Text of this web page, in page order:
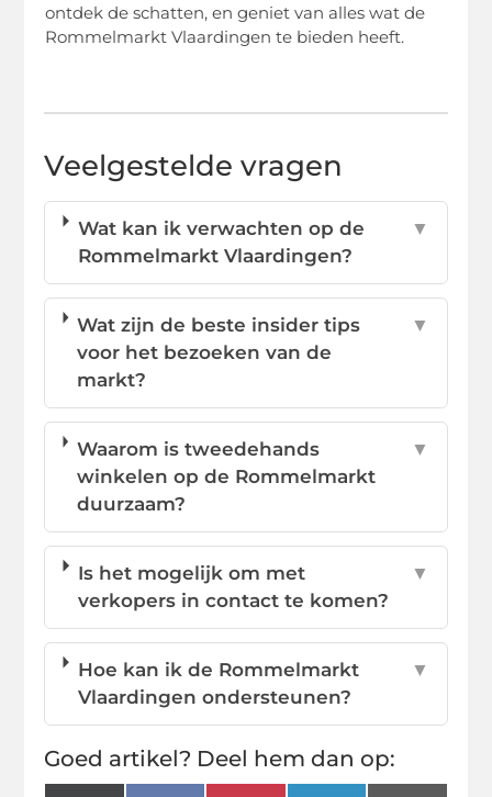
ontdek de schatten, en geniet van alles wat de
Rommelmarkt Vlaardingen te bieden heeft.
Veelgestelde vragen
Wat kan ik verwachten op de
Rommelmarkt Vlaardingen?
▼
Wat zijn de beste insider tips
voor het bezoeken van de
markt?
▼
Waarom is tweedehands
winkelen op de Rommelmarkt
duurzaam?
▼
Is het mogelijk om met
verkopers in contact te komen?
▼
Hoe kan ik de Rommelmarkt
Vlaardingen ondersteunen?
▼
Goed artikel? Deel hem dan op: